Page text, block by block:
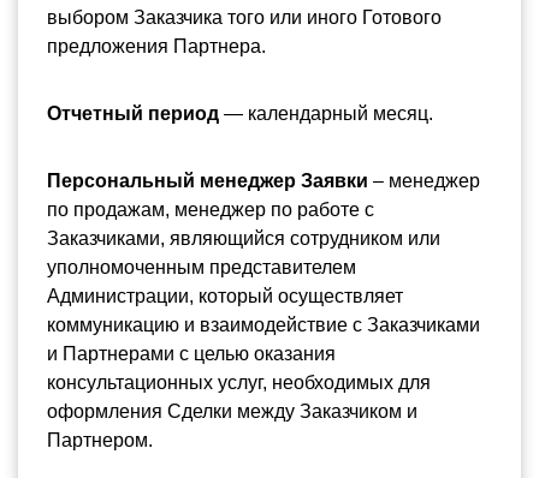
выбором Заказчика того или иного Готового
предложения Партнера.
Отчетный период — календарный месяц.
Персональный менеджер Заявки – менеджер
по продажам, менеджер по работе с
Заказчиками, являющийся сотрудником или
уполномоченным представителем
Администрации, который осуществляет
коммуникацию и взаимодействие с Заказчиками
и Партнерами с целью оказания
консультационных услуг, необходимых для
оформления Сделки между Заказчиком и
Партнером.